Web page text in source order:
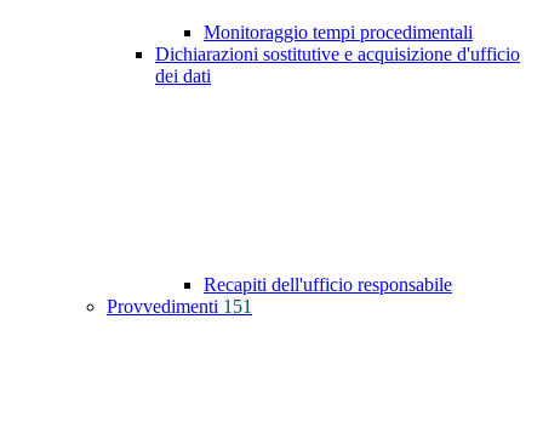
Monitoraggio tempi procedimentali
Dichiarazioni sostitutive e acquisizione d'ufficio
dei dati
Recapiti dell'ufficio responsabile
Provvedimenti 151